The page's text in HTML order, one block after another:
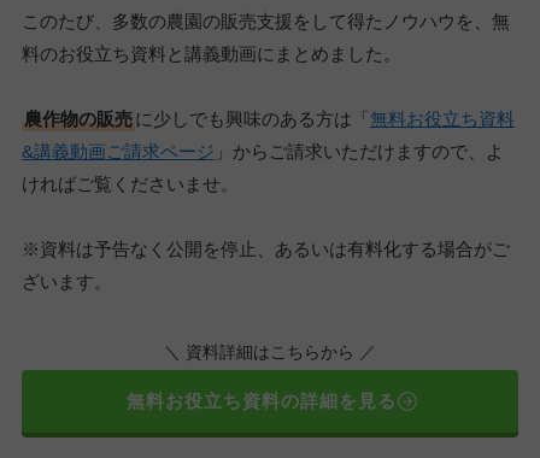
このたび、多数の農園の販売支援をして得たノウハウを、無
料のお役立ち資料と講義動画にまとめました。
農作物の販売に少しでも興味のある方は「無料お役立ち資料
&講義動画ご請求ページ 」からご請求いただけますので、よ
ければご覧くださいませ。
※資料は予告なく公開を停止、あるいは有料化する場合がご
ざいます。
＼ 資料詳細はこちらから ／
無料お役立ち資料の詳細を見る